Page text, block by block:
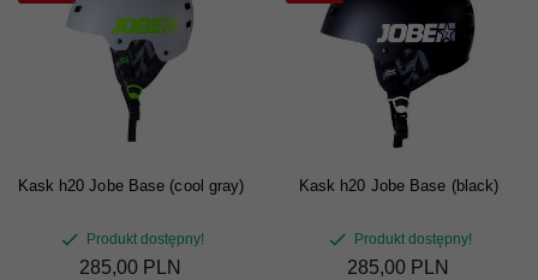
Kask h20 Jobe Base (cool gray)
Produkt dostępny!
285,00 PLN
Kask h20 Jobe Base (black)
Produkt dostępny!
285,00 PLN